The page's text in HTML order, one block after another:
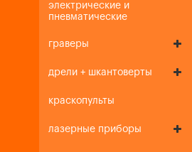
электрические и
пневматические
граверы
дрели + шкантоверты
краскопульты
лазерные приборы